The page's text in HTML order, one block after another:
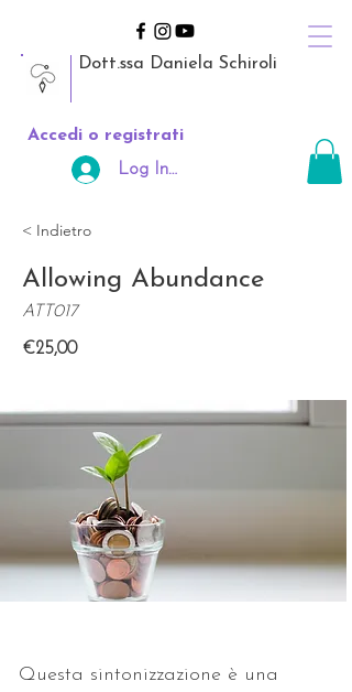
Dott.ssa Daniela Schiroli
Accedi o registrati
Log In Area Riservata
< Indietro
Allowing Abundance
ATT017
€25,00
Questa sintonizzazione è una